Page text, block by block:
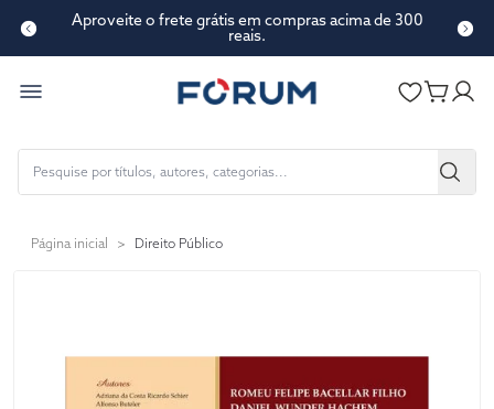
Aproveite o frete grátis em compras acima de 300
reais.
Página inicial > Direito Público